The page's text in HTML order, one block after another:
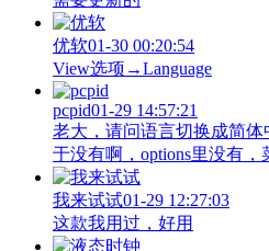
优软01-30 00:20:54
View‌选项→Language
pcpid01-29 14:57:21
老大，请问语言切换成简
于没有啊，options里没有
我来试试01-29 12:27:03
这款我用过，好用